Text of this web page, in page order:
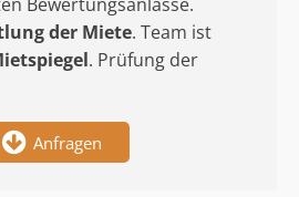
der Miete. Team ist
. Prüfung der
Anfragen